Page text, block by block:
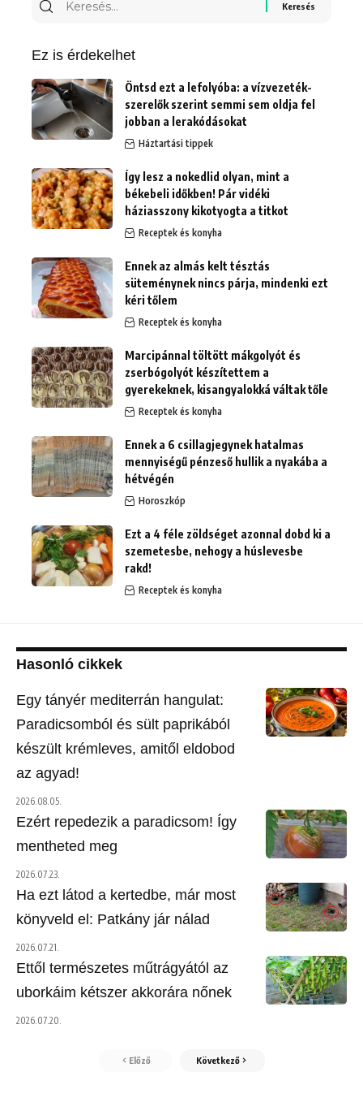
Ez is érdekelhet
Öntsd ezt a lefolyóba: a vízvezeték-
szerelők szerint semmi sem oldja fel
jobban a lerakódásokat
Háztartási tippek
Így lesz a nokedlid olyan, mint a
békebeli időkben! Pár vidéki
háziasszony kikotyogta a titkot
Receptek és konyha
Ennek az almás kelt tésztás
süteménynek nincs párja, mindenki ezt
kéri tőlem
Receptek és konyha
Marcipánnal töltött mákgolyót és
zserbógolyót készítettem a
gyerekeknek, kisangyalokká váltak tőle
Receptek és konyha
Ennek a 6 csillagjegynek hatalmas
mennyiségű pénzeső hullik a nyakába a
hétvégén
Horoszkóp
Ezt a 4 féle zöldséget azonnal dobd ki a
szemetesbe, nehogy a húslevesbe
rakd!
Receptek és konyha
Hasonló cikkek
Egy tányér mediterrán hangulat:
Paradicsomból és sült paprikából
készült krémleves, amitől eldobod
az agyad!
2026.08.05.
Ezért repedezik a paradicsom! Így
mentheted meg
2026.07.23.
Ha ezt látod a kertedbe, már most
könyveld el: Patkány jár nálad
2026.07.21.
Ettől természetes műtrágyától az
uborkáim kétszer akkorára nőnek
2026.07.20.
Előző Következő